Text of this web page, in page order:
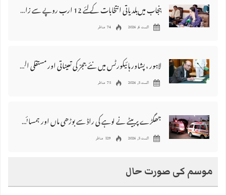
پنجاب میں‌بلدیاتی انتخابات کے لئے 12 ارب روپے سے زائد مختص کرنے کی منظوری
اگست 6, 2026 74 مناظر
لاہور ، پشاور ہائیکورٹس میں نئے ججز کی تعیناتی اور مستقلی التواء کا شکار
اگست 5, 2026 75 مناظر
جھگڑے پر بیٹے نے لوہے کی راڈ سے بوڑھی ماں اور ہمسائی کو قتل کردیا
اگست 5, 2026 129 مناظر
موسم کی صورت حال